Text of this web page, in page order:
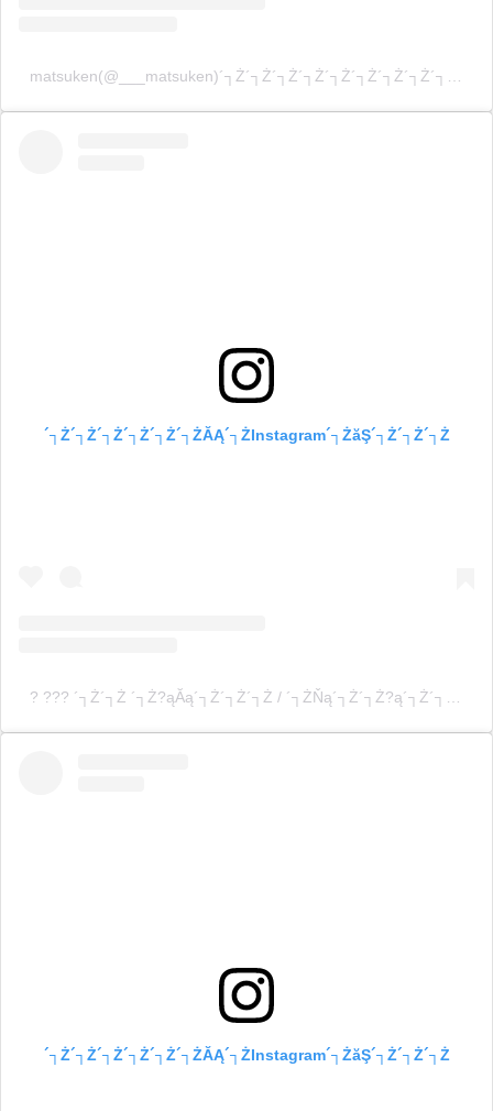
matsuken(@___matsuken)´┐Ż´┐Ż´┐Ż´┐Ż´┐Ż´┐Ż´┐Ż´┐Ż´┐Ż´┐Ż´┐Ż´┐Ż´┐Ż´┐Ż´┐Ż
´┐Ż´┐Ż´┐Ż´┐Ż´┐Ż´┐ŻĂĄ´┐ŻInstagram´┐ŻăŞ´┐Ż´┐Ż´┐Ż
´┐Ż´┐Ż´┐Ż´┐Ż´┐Ż´┐ŻĂĄ´┐ŻInstagram´┐ŻăŞ´┐Ż´┐Ż´┐Ż